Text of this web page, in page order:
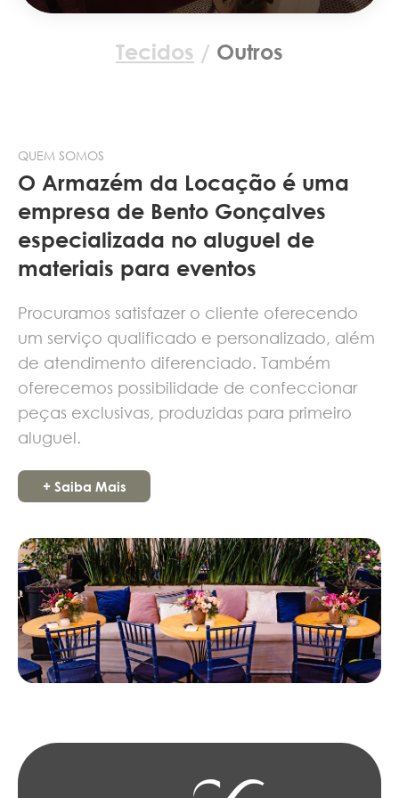
Tecidos / Outros
QUEM SOMOS
O Armazém da Locação é uma
empresa de Bento Gonçalves
especializada no aluguel de
materiais para eventos
Procuramos satisfazer o cliente oferecendo
um serviço qualificado e personalizado, além
de atendimento diferenciado. Também
oferecemos possibilidade de confeccionar
peças exclusivas, produzidas para primeiro
aluguel.
+ Saiba Mais